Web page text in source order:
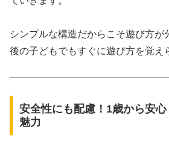
シンプルな構造だからこそ遊び方が
後の子どもでもすぐに遊び方を覚え
安全性にも配慮！1歳から安
魅力